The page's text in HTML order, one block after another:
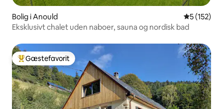
Bolig i Anould 5 ud af 5 i
5 (152)
Eksklusivt chalet uden naboer, sauna og nordisk bad
Bedste gæstefavorit
Gæstefavorit